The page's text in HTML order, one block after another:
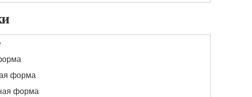
форма
форма